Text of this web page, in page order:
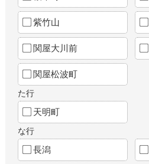
紫竹山
関屋大川前
関屋松波町
た行
天明町
な行
長潟